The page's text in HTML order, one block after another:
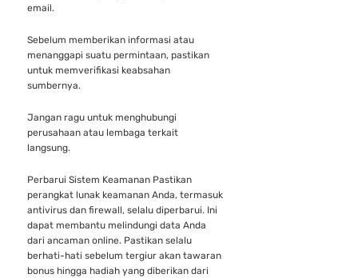
email.
Sebelum memberikan informasi atau
menanggapi suatu permintaan, pastikan
untuk memverifikasi keabsahan
sumbernya.
Jangan ragu untuk menghubungi
perusahaan atau lembaga terkait
langsung.
Perbarui Sistem Keamanan Pastikan
perangkat lunak keamanan Anda, termasuk
antivirus dan firewall, selalu diperbarui. Ini
dapat membantu melindungi data Anda
dari ancaman online. Pastikan selalu
berhati-hati sebelum tergiur akan tawaran
bonus hingga hadiah yang diberikan dari